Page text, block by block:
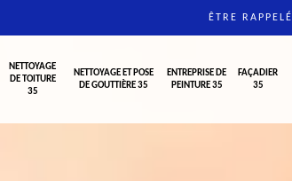
ÊTRE RAPPELÉ
NETTOYAGE
DE TOITURE
35
NETTOYAGE ET POSE
DE GOUTTIÈRE 35
ENTREPRISE DE
PEINTURE 35
FAÇADIER
35